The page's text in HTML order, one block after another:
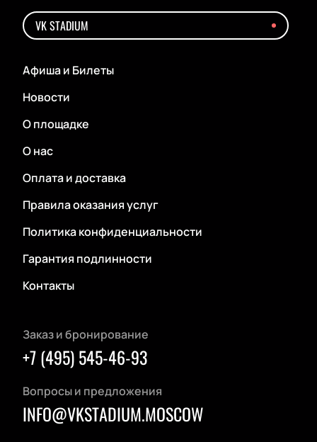
VK STADIUM
Афиша и Билеты
Новости
О площадке
О нас
Оплата и доставка
Правила оказания услуг
Политика конфиденциальности
Гарантия подлинности
Контакты
Заказ и бронирование
+7 (495) 545-46-93
Вопросы и предложения
INFO@VKSTADIUM.MOSCOW